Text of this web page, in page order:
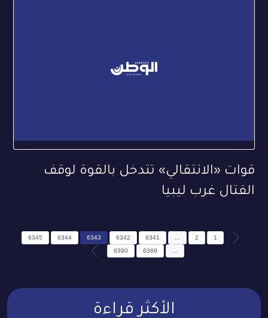
قوات «الانتقالي» تتدخل بالقوة لوقف
القتال غرب ليبيا
1
2
6341
6342
6343
6344
6345
6389
6390
الأكثر قراءة